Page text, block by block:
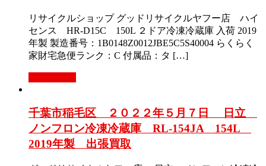
リサイクルショップ グッドリサイクルヤフー店 ハイ
センス HR-D15C 150L ２ドア冷凍冷蔵庫 入荷 2019
年製 製造番号：1B0148Z0012JBE5C5S40004 らくらく
家財宅急便ランク：C 付属品：タ […]
千葉市稲毛区 ２０２２年５月７日 日立
ノンフロン冷凍冷蔵庫 RL-154JA 154L
2019年製 出張買取